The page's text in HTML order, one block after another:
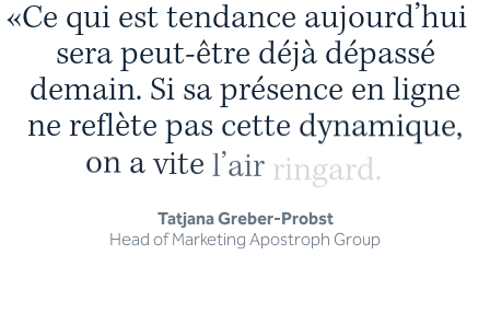
«Ce qui est tendance aujourd’hui
sera peut-être déjà dépassé
demain. Si sa présence en ligne
ne reflète pas cette dynamique,
on a vite l’air ringard
Tatjana Greber-Probst
Head of Marketing Apostroph Group